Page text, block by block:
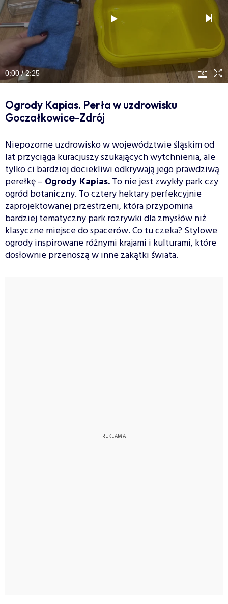
0:00 / 2:25
Ogrody Kapias. Perła w uzdrowisku
Goczałkowice-Zdrój
Niepozorne uzdrowisko w województwie śląskim od
lat przyciąga kuracjuszy szukających wytchnienia, ale
tylko ci bardziej dociekliwi odkrywają jego prawdziwą
perełkę – Ogrody Kapias.To nie jest zwykły park czy
ogród botaniczny. To cztery hektary perfekcyjnie
zaprojektowanej przestrzeni, która przypomina
bardziej tematyczny park rozrywki dla zmysłów niż
klasyczne miejsce do spacerów. Co tu czeka? Stylowe
ogrody inspirowane różnymi krajami i kulturami, które
dosłownie przenoszą w inne zakątki świata.